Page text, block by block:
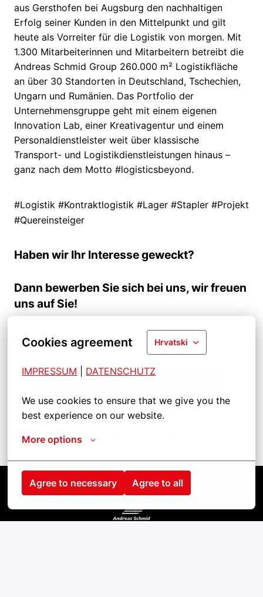
Cookies agreement Hrvatski
IMPRESSUM DATENSCHUTZ
We use cookies to ensure that we give you the
best experience on our website.
More options
Agree to necessary Agree to all
aus Gersthofen bei Augsburg den nachhaltigen
Erfolg seiner Kunden in den Mittelpunkt und gilt
heute als Vorreiter für die Logistik von morgen. Mit
1.300 Mitarbeiterinnen und Mitarbeitern betreibt die
Andreas Schmid Group 260.000 m² Logistikfläche
an über 30 Standorten in Deutschland, Tschechien,
Ungarn und Rumänien. Das Portfolio der
Unternehmensgruppe geht mit einem eigenen
Innovation Lab, einer Kreativagentur und einem
Personaldienstleister weit über klassische
Transport- und Logistikdienstleistungen hinaus –
ganz nach dem Motto #logisticsbeyond.
#Logistik #Kontraktlogistik #Lager #Stapler #Projekt
#Quereinsteiger
Haben wir Ihr Interesse geweckt?
Dann bewerben Sie sich bei uns, wir freuen
uns auf Sie!
Startseite